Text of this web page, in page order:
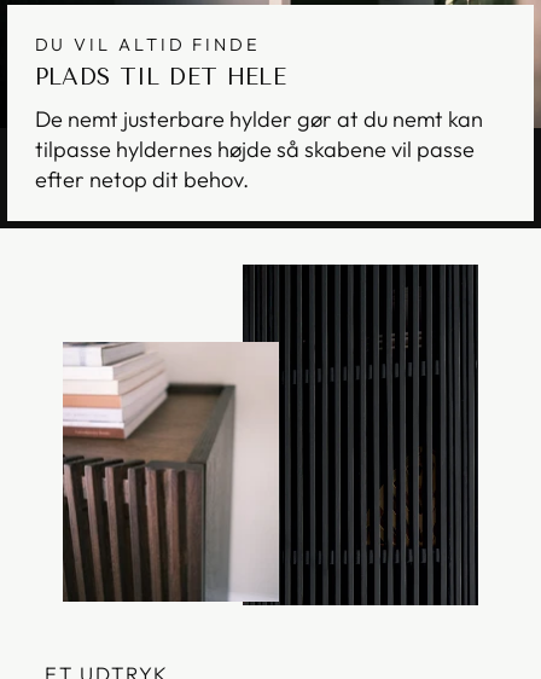
DU VIL ALTID FINDE
PLADS TIL DET HELE
De nemt justerbare hylder gør at du nemt kan
tilpasse hyldernes højde så skabene vil passe
efter netop dit behov.
ET UDTRYK